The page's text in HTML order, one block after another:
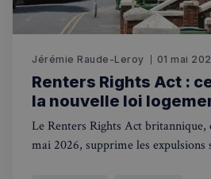
Jérémie Raude-Leroy 01 mai
Renters Rights Act :
la nouvelle loi
Le Renters Rights Act britannique,
mai 2026, supprime les